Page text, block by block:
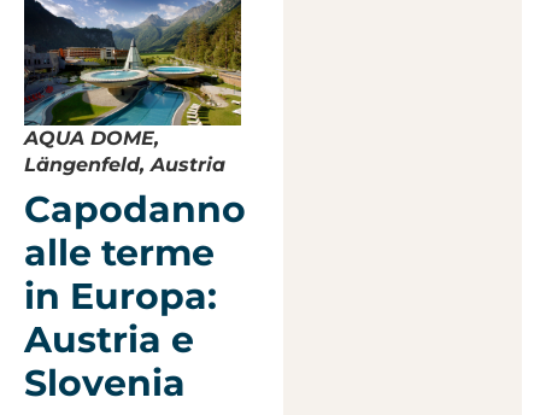
AQUA DOME,
Längenfeld, Austria
Capodanno
alle terme
in Europa:
Austria e
Slovenia